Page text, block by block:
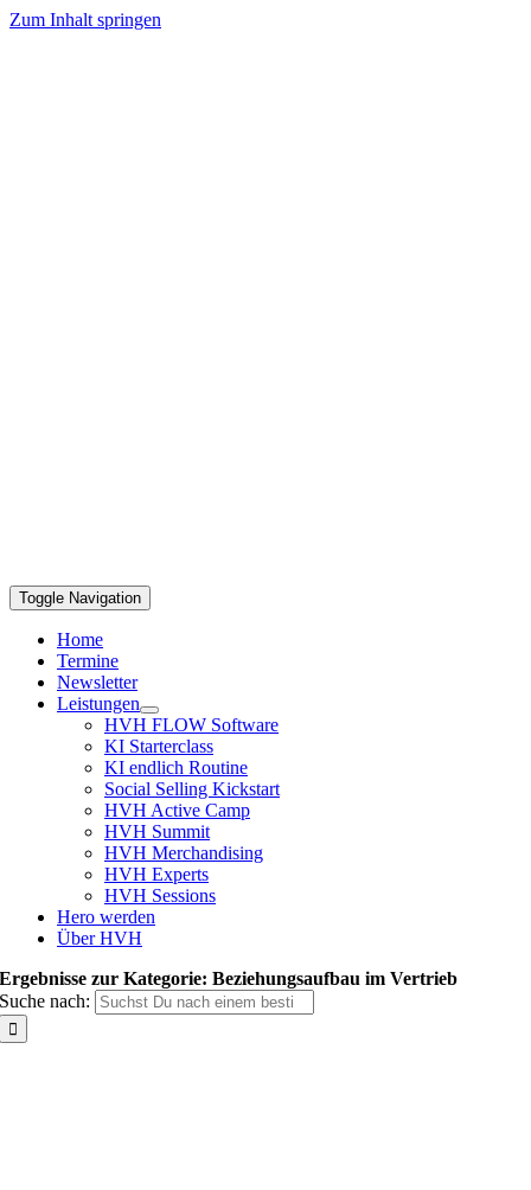
Zum Inhalt springen
Toggle Navigation
Home
Termine
Newsletter
Leistungen
HVH FLOW Software
KI Starterclass
KI endlich Routine
Social Selling Kickstart
HVH Active Camp
HVH Summit
HVH Merchandising
HVH Experts
HVH Sessions
Hero werden
Über HVH
Ergebnisse zur Kategorie: Beziehungsaufbau im Vertrieb
Suche nach: